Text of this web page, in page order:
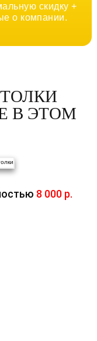
скидку +
о компании.
В ЭТОМ
8 000 р.